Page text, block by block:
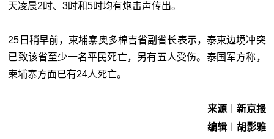
天凌晨2时、3时和5时均有炮击声传出。
25日稍早前，柬埔寨奥多棉吉省副省长表示，泰柬边境冲突
已致该省至少一名平民死亡，另有五人受伤。泰国军方称，
柬埔寨方面已有24人死亡。
来源︱新京报
编辑︱胡影雅